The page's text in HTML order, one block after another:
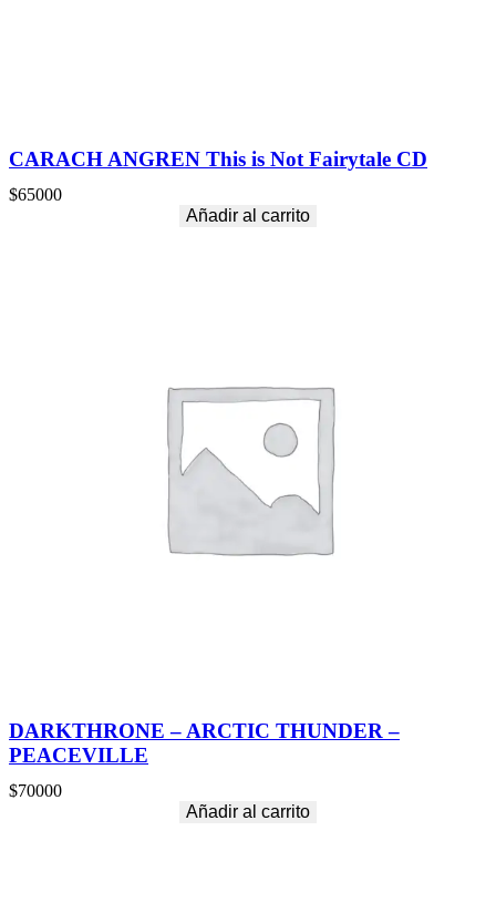
CARACH ANGREN This is Not Fairytale CD
$65000
Añadir al carrito
DARKTHRONE – ARCTIC THUNDER –
PEACEVILLE
$70000
Añadir al carrito